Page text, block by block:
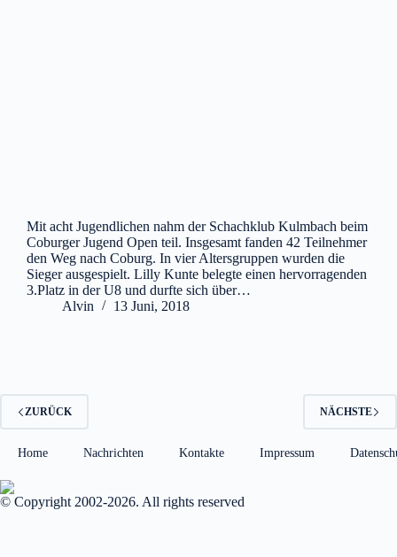
Mit acht Jugendlichen nahm der Schachklub Kulmbach beim
Coburger Jugend Open teil. Insgesamt fanden 42 Teilnehmer
den Weg nach Coburg. In vier Altersgruppen wurden die
Sieger ausgespielt. Lilly Kunte belegte einen hervorragenden
3.Platz in der U8 und durfte sich über…
Alvin
13 Juni, 2018
ZURÜCK NÄCHSTE
Home Nachrichten Kontakte Impressum
© Copyright 2002-2026. All rights reserved